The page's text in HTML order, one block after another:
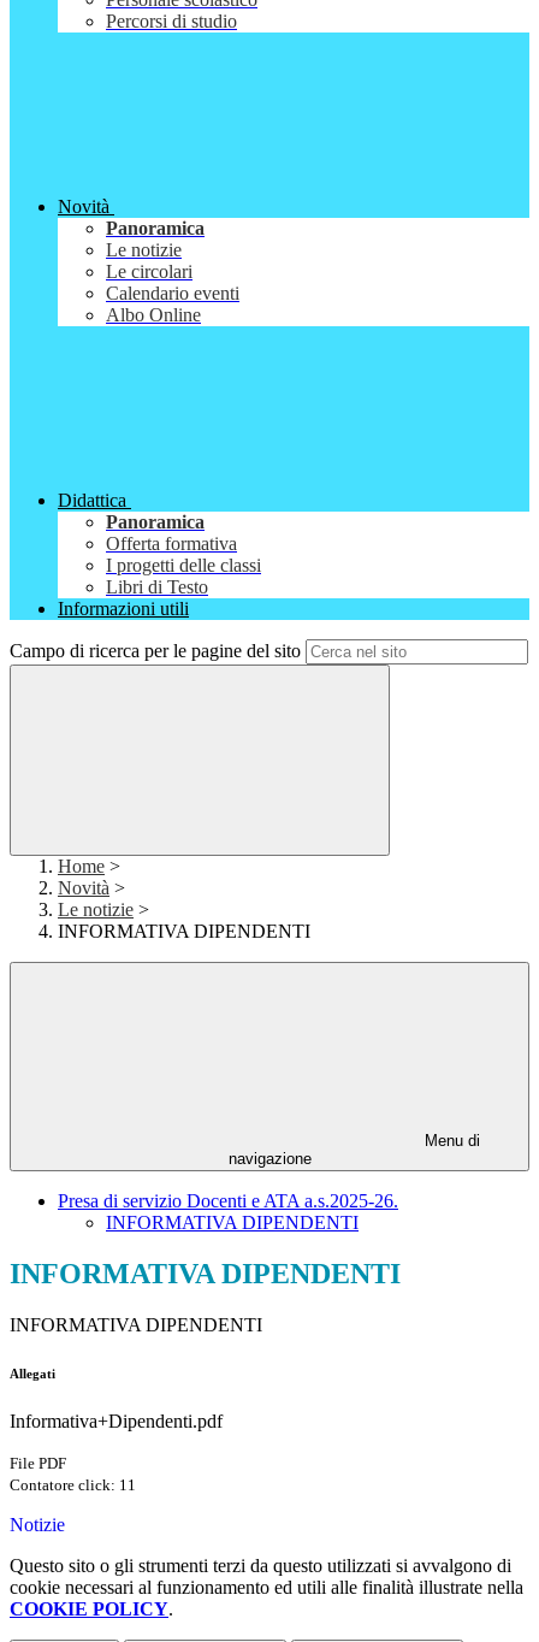
Percorsi di studio
Novità
Panoramica
Le notizie
Le circolari
Calendario eventi
Albo Online
Didattica
Panoramica
Offerta formativa
I progetti delle classi
Libri di Testo
Informazioni utili
Campo di ricerca per le pagine del sito
Home >
Novità >
Le notizie >
INFORMATIVA DIPENDENTI
Menu di
navigazione
Presa di servizio Docenti e ATA a.s.2025-26.
INFORMATIVA DIPENDENTI
INFORMATIVA DIPENDENTI
INFORMATIVA DIPENDENTI
Allegati
Informativa+Dipendenti.pdf
File PDF
Contatore click: 11
Notizie
Questo sito o gli strumenti terzi da questo utilizzati si avvalgono di
cookie necessari al funzionamento ed utili alle finalità illustrate nella
COOKIE POLICY.